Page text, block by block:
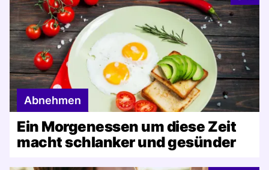
Abnehmen
Ein Morgenessen um diese Zeit
macht schlanker und gesünder